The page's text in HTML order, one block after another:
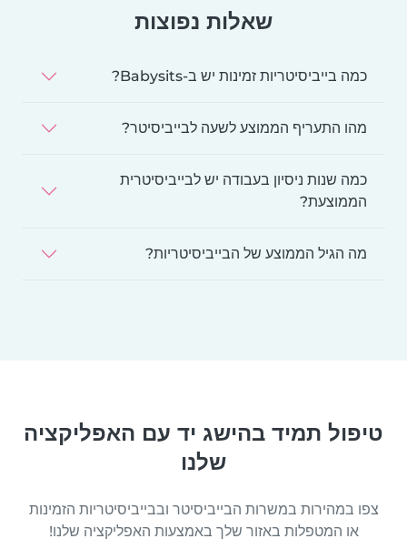
שאלות נפוצות
כמה בייביסיטריות זמינות יש ב-Babysits?
מהו התעריף הממוצע לשעה לבייביסיטר?
כמה שנות ניסיון בעבודה יש לבייביסיטרית
הממוצעת?
מה הגיל הממוצע של הבייביסיטריות?
טיפול תמיד בהישג יד עם האפליקציה
שלנו
צפו במהירות במשרות הבייביסיטר ובבייביסיטריות הזמינות
או המטפלות באזור שלך באמצעות האפליקציה שלנו!